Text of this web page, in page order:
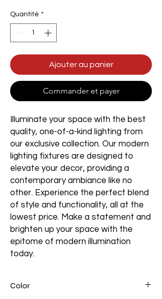
Quantité *
Ajouter au panier
Commander et payer
Illuminate your space with the best
quality, one-of-a-kind lighting from
our exclusive collection. Our modern
lighting fixtures are designed to
elevate your decor, providing a
contemporary ambiance like no
other. Experience the perfect blend
of style and functionality, all at the
lowest price. Make a statement and
brighten up your space with the
epitome of modern illumination
today.
Color